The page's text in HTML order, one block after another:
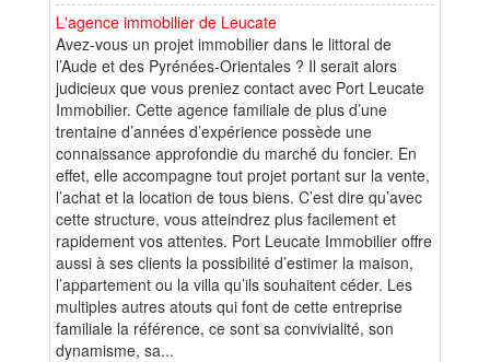
L'agence immobilier de Leucate
Avez-vous un projet immobilier dans le littoral de
l’Aude et des Pyrénées-Orientales ? Il serait alors
judicieux que vous preniez contact avec Port Leucate
Immobilier. Cette agence familiale de plus d’une
trentaine d’années d’expérience possède une
connaissance approfondie du marché du foncier. En
effet, elle accompagne tout projet portant sur la vente,
l’achat et la location de tous biens. C’est dire qu’avec
cette structure, vous atteindrez plus facilement et
rapidement vos attentes. Port Leucate Immobilier offre
aussi à ses clients la possibilité d’estimer la maison,
l’appartement ou la villa qu’ils souhaitent céder. Les
multiples autres atouts qui font de cette entreprise
familiale la référence, ce sont sa convivialité, son
dynamisme, sa...